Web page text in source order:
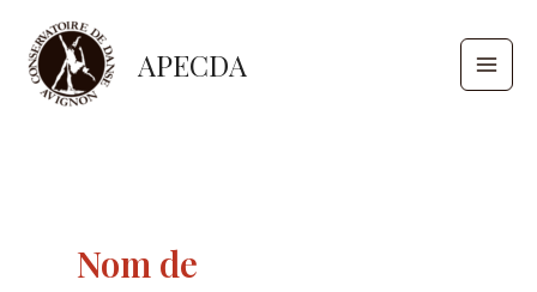
contenu
APECDA
Nom de
d’article